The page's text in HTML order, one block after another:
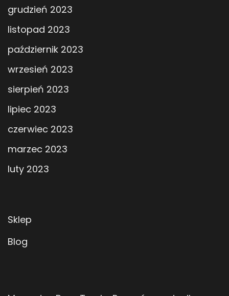
grudzień 2023
listopad 2023
październik 2023
wrzesień 2023
sierpień 2023
lipiec 2023
czerwiec 2023
marzec 2023
luty 2023
Sklep
Blog